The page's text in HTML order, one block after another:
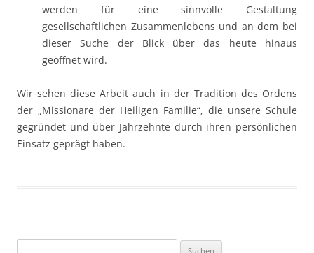
werden für eine sinnvolle Gestaltung
gesellschaftlichen Zusammenlebens und an dem bei
dieser Suche der Blick über das heute hinaus
geöffnet wird.
Wir sehen diese Arbeit auch in der Tradition des Ordens
der „Missionare der Heiligen Familie“, die unsere Schule
gegründet und über Jahrzehnte durch ihren persönlichen
Einsatz geprägt haben.